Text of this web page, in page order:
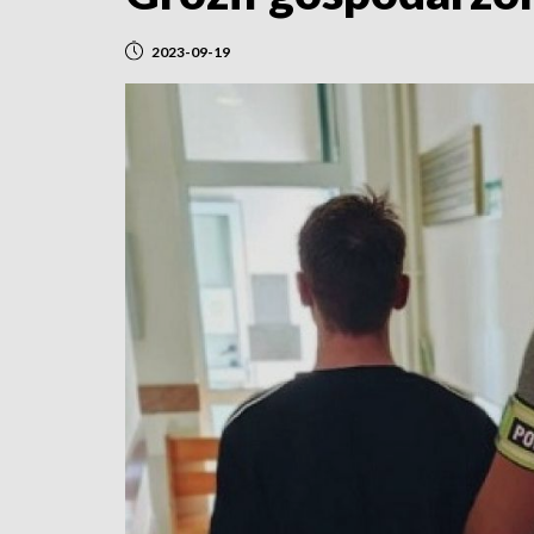
2023-09-19